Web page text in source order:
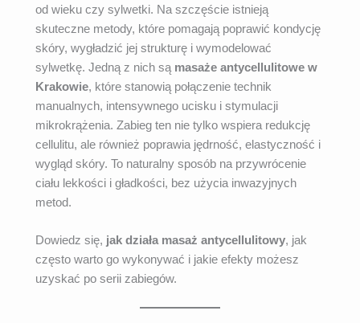
od wieku czy sylwetki. Na szczęście istnieją
skuteczne metody, które pomagają poprawić kondycję
skóry, wygładzić jej strukturę i wymodelować
sylwetkę. Jedną z nich są masaże antycellulitowe w
Krakowie, które stanowią połączenie technik
manualnych, intensywnego ucisku i stymulacji
mikrokrążenia. Zabieg ten nie tylko wspiera redukcję
cellulitu, ale również poprawia jędrność, elastyczność i
wygląd skóry. To naturalny sposób na przywrócenie
ciału lekkości i gładkości, bez użycia inwazyjnych
metod.
Dowiedz się, jak działa masaż antycellulitowy, jak
często warto go wykonywać i jakie efekty możesz
uzyskać po serii zabiegów.